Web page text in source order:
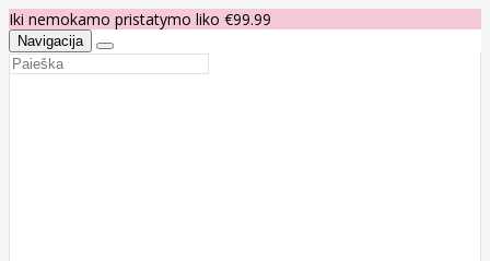
Iki nemokamo pristatymo liko €99.99
Navigacija